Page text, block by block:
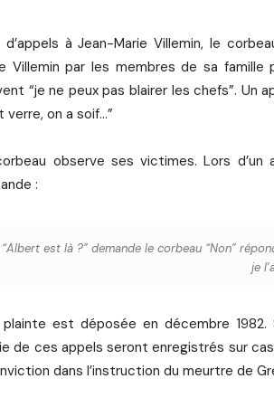
d’appels à Jean-Marie Villemin, le
Villemin par les membres de sa
“je ne peux pas blairer les chefs”. Un
on a soif…”
observe ses victimes. Lors d’un
:
“Albert est là ?”demande le corbeau “Non”
je
plainte est déposée en décembre
de ces appels seront enregistrés sur
dans l’instruction du meurtre de